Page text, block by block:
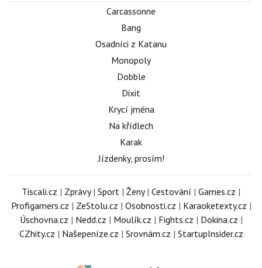
Carcassonne
Bang
Osadníci z Katanu
Monopoly
Dobble
Dixit
Krycí jména
Na křídlech
Karak
Jízdenky, prosím!
Tiscali.cz | Zprávy| Sport | Ženy| Cestování | Games.cz |
Profigamers.cz | ZeStolu.cz | Osobnosti.cz | Karaoketexty.cz |
Úschovna.cz | Nedd.cz | Moulík.cz | Fights.cz | Dokina.cz |
CZhity.cz | Našepeníze.cz | Srovnám.cz | StartupInsider.cz